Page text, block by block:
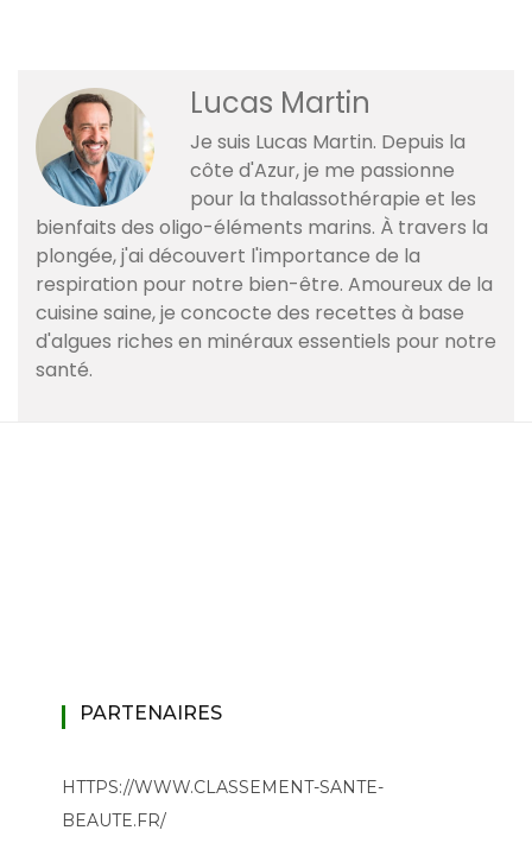
Lucas Martin
Je suis Lucas Martin. Depuis la
côte d'Azur, je me passionne
pour la thalassothérapie et les
bienfaits des oligo-éléments marins. À travers la
plongée, j'ai découvert l'importance de la
respiration pour notre bien-être. Amoureux de la
cuisine saine, je concocte des recettes à base
d'algues riches en minéraux essentiels pour notre
santé.
PARTENAIRES
HTTPS://WWW.CLASSEMENT-SANTE-
BEAUTE.FR/